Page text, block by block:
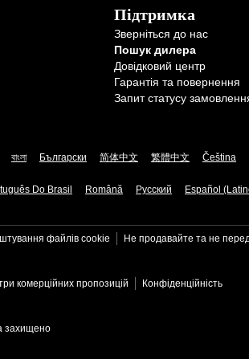
Підтримка
Зверніться до нас
Пошук дилера
Довідковий центр
Гарантія та повернення
Запит статусу
বাংলা Български 简体中文 繁體中文 Čeština
Do Brasil Română Русский Español
файлів​ cookie Не продавайте та не
комерційних пропозицій Конфіденційність
захищено